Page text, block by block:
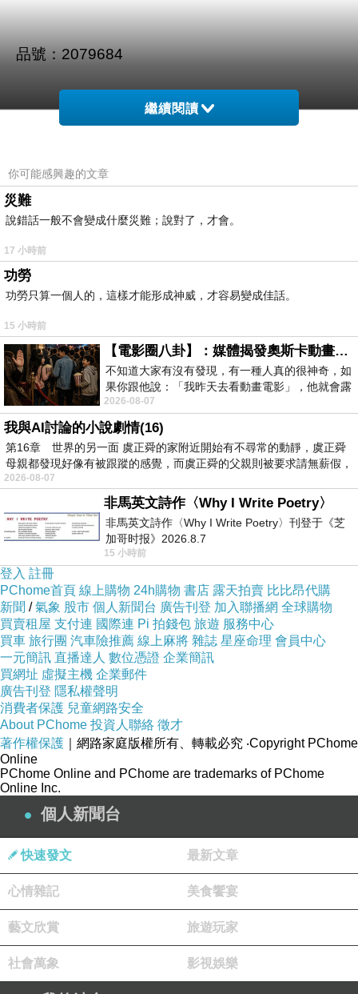
品號：2079684
[ 洗鍊線條 ★ 絕對時尚 ]
洗鍊線條+流行編織，令人目不轉
商品訊息描述:
繼續閱讀
你可能感興趣的文章
災難
說錯話一般不會變成什麼災難；說對了，才會。
17 小時前
功勞
功勞只算一個人的，這樣才能形成神威，才容易變成佳話。
15 小時前
【電影圈八卦】：媒體揭發奧斯卡動畫項目投票醜聞！好萊塢為什麼看不起動畫電影？
不知道大家有沒有發現，有一種人真的很神奇，如
果你跟他說：「我昨天去看動畫電影」，他就會露
出一種慈祥的微笑，然後問你是不是陪小
2026-08-07
我與AI討論的小說劇情(16)
第16章 世界的另一面 虞正舜的家附近開始有不尋常的動靜，虞正舜
母親都發現好像有被跟蹤的感覺，而虞正舜的父親則被要求請無薪假，
2026-08-07
非馬英文詩作〈Why I Write Poetry〉
非馬英文詩作〈Why I Write Poetry〉刊登于《芝
加哥时报》2026.8.7
15 小時前
登入 註冊
PChome首頁 線上購物 24h購物 書店 露天拍賣 比比昂代購
新聞 /氣象 股市 個人新聞台 廣告刊登 加入聯播網 全球購物
買賣租屋 支付連 國際連 Pi 拍錢包 旅遊 服務中心
買車 旅行團 汽車險推薦 線上麻將 雜誌 星座命理 會員中心
一元簡訊 直播達人 數位憑證 企業簡訊
買網址 虛擬主機 企業郵件
廣告刊登 隱私權聲明
消費者保護 兒童網路安全
About PChome 投資人聯絡 徵才
著作權保護 ｜網路家庭版權所有、轉載必究 ‧Copyright PChome
Online
PChome Online and PChome are trademarks of PChome
Online Inc.
個人新聞台
快速發文 最新文章
心情雜記 美食饗宴
藝文欣賞 旅遊玩家
社會萬象 影視娛樂